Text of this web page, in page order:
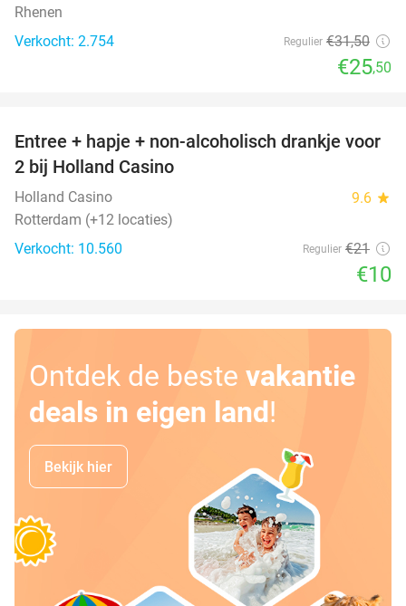
Rhenen
Verkocht: 2.754
Regulier €31,50
€25,50
52%
Entree + hapje + non-alcoholisch drankje voor
2 bij Holland Casino
Holland Casino 9.6 star
Rotterdam (+12 locaties)
Verkocht: 10.560
Regulier €21
€10
Ontdek de beste vakantie
deals in eigen land!
Bekijk hier